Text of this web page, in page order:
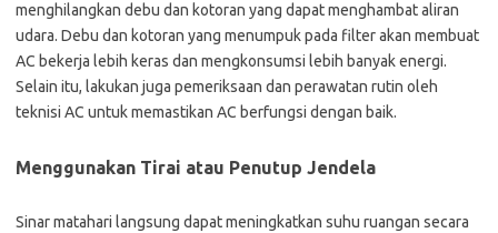
menghilangkan debu dan kotoran yang dapat menghambat aliran
udara. Debu dan kotoran yang menumpuk pada filter akan membuat
AC bekerja lebih keras dan mengkonsumsi lebih banyak energi.
Selain itu, lakukan juga pemeriksaan dan perawatan rutin oleh
teknisi AC untuk memastikan AC berfungsi dengan baik.
Menggunakan Tirai atau Penutup Jendela
Sinar matahari langsung dapat meningkatkan suhu ruangan secara